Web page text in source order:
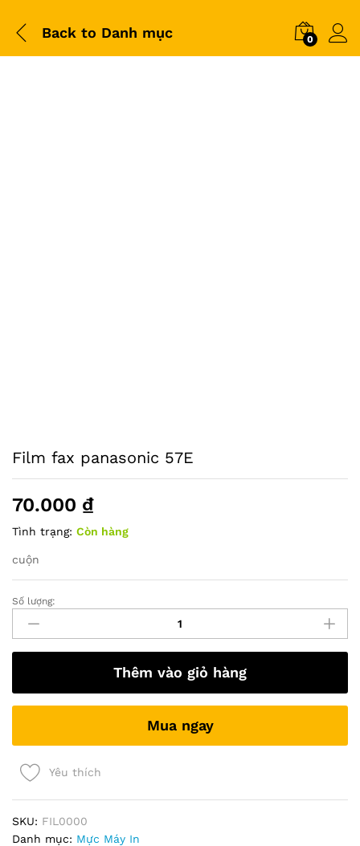
Back to Danh mục 0
Film fax panasonic 57E
70.000 ₫
Tình trạng: Còn hàng
cuộn
Film
panasonic
57E
Số lượng:
Thêm vào giỏ hàng
Mua ngay
Yêu thích
SKU: FIL0000
Danh mục: Mực Máy In